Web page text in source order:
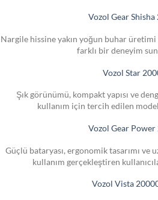
Vozol Gear Shisha
Nargile hissine yakın yoğun buhar
farklı bir deneyim
Vozol Star
Şık görünümü, kompakt yapısı ve
kullanım için tercih edilen
Vozol Gear Power
Güçlü bataryası, ergonomik tasarımı ve
kullanım gerçekleştiren
Vozol Vista